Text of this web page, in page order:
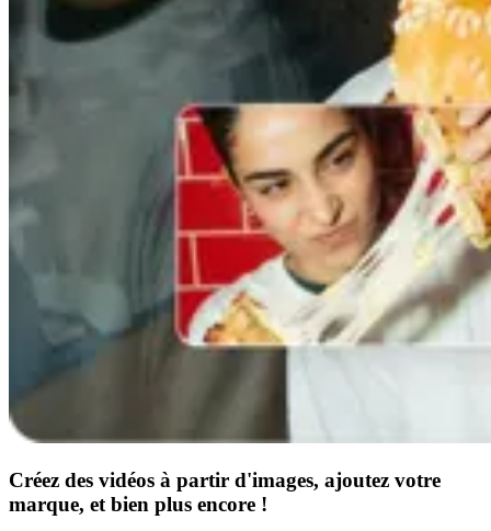
Créez des vidéos à partir d'images, ajoutez votre
marque, et bien plus encore !